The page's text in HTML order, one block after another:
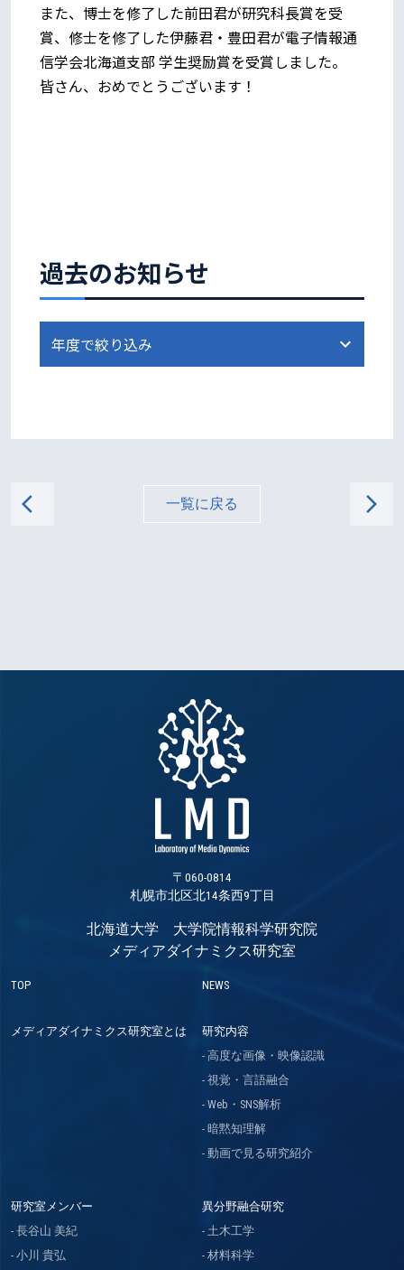
過去のお知らせ
また、博士を修了した前田君が研究科長賞を受
賞、修士を修了した伊藤君・豊田君が電子情報通
信学会北海道支部 学生奨励賞を受賞しました。
皆さん、おめでとうございます！
arrow_back_ios 一覧に戻る arrow_forward_ios
〒060-0814
札幌市北区北14条西9丁目
北海道大学 大学院情報科学研究院
メディアダイナミクス研究室
TOP NEWS
メディアダイナミクス研究室とは
研究内容
高度な画像・映像認識
視覚・言語融合
Web・SNS解析
暗黙知理解
動画で見る研究紹介
研究室メンバー
長谷山 美紀
小川 貴弘
異分野融合研究
土木工学
材料科学